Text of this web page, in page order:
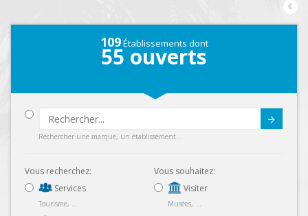
109Établissements dont
55 ouverts
Rechercher une marque, un établissement...
Vous recherchez:
Services
Tourisme, ...
Vous souhaitez:
Visiter
Musées, ...